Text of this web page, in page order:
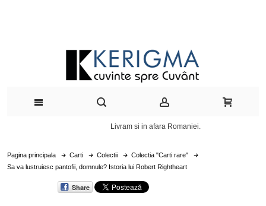
Livram si in afara Romaniei.
Pagina principala Carti Colectii
Colectia "Carti rare"
Sa va lustruiesc pantofii, domnule? Istoria lui Robert Rightheart
Share